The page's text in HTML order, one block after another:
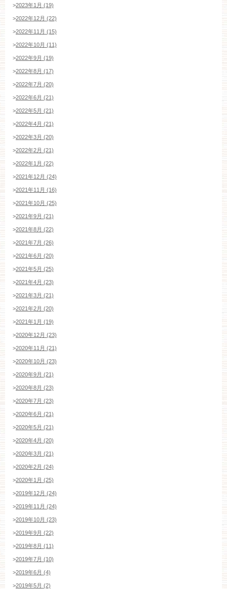
>2023年1月 (19)
>2022年12月 (22)
>2022年11月 (15)
>2022年10月 (11)
>2022年9月 (19)
>2022年8月 (17)
>2022年7月 (20)
>2022年6月 (21)
>2022年5月 (21)
>2022年4月 (21)
>2022年3月 (20)
>2022年2月 (21)
>2022年1月 (22)
>2021年12月 (24)
>2021年11月 (16)
>2021年10月 (25)
>2021年9月 (21)
>2021年8月 (22)
>2021年7月 (26)
>2021年6月 (20)
>2021年5月 (25)
>2021年4月 (23)
>2021年3月 (21)
>2021年2月 (20)
>2021年1月 (19)
>2020年12月 (23)
>2020年11月 (21)
>2020年10月 (23)
>2020年9月 (21)
>2020年8月 (23)
>2020年7月 (23)
>2020年6月 (21)
>2020年5月 (21)
>2020年4月 (20)
>2020年3月 (21)
>2020年2月 (24)
>2020年1月 (25)
>2019年12月 (24)
>2019年11月 (24)
>2019年10月 (23)
>2019年9月 (22)
>2019年8月 (11)
>2019年7月 (10)
>2019年6月 (4)
>2019年5月 (2)
ブライダルフェア・見学ご希望のお客様
平日 12：00〜20：00